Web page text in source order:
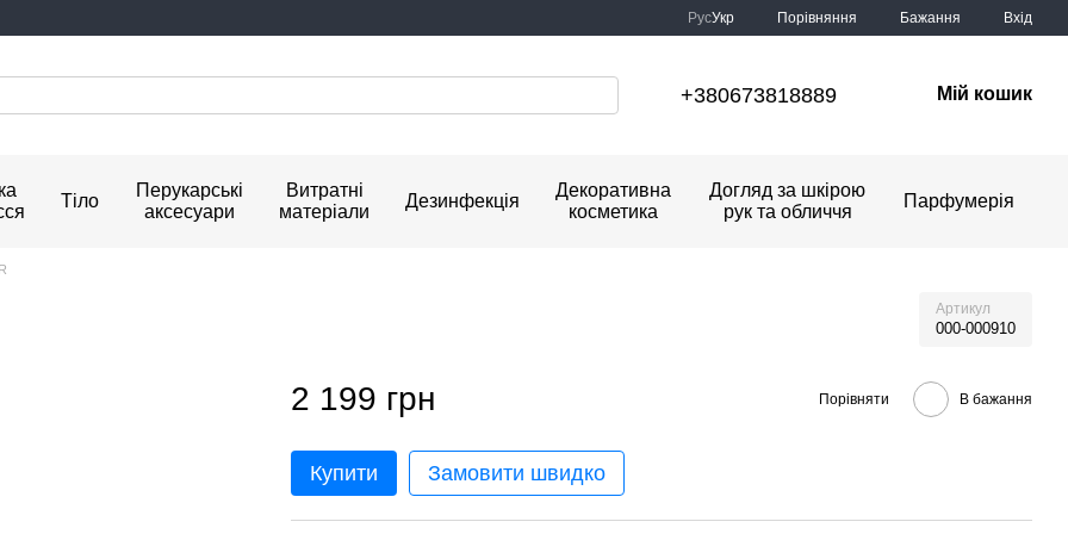
РусУкр Порівняння Бажання Вхід
+380673818889 Мій кошик
Тіло
Перукарські
аксесуари
Витратні
матеріали
Дезинфекція
Декоративна
косметика
Догляд за шкірою
рук та обличчя
Парфумерія
Артикул
000-000910
2 199 грн Порівняти В бажання
Купити Замовити швидко